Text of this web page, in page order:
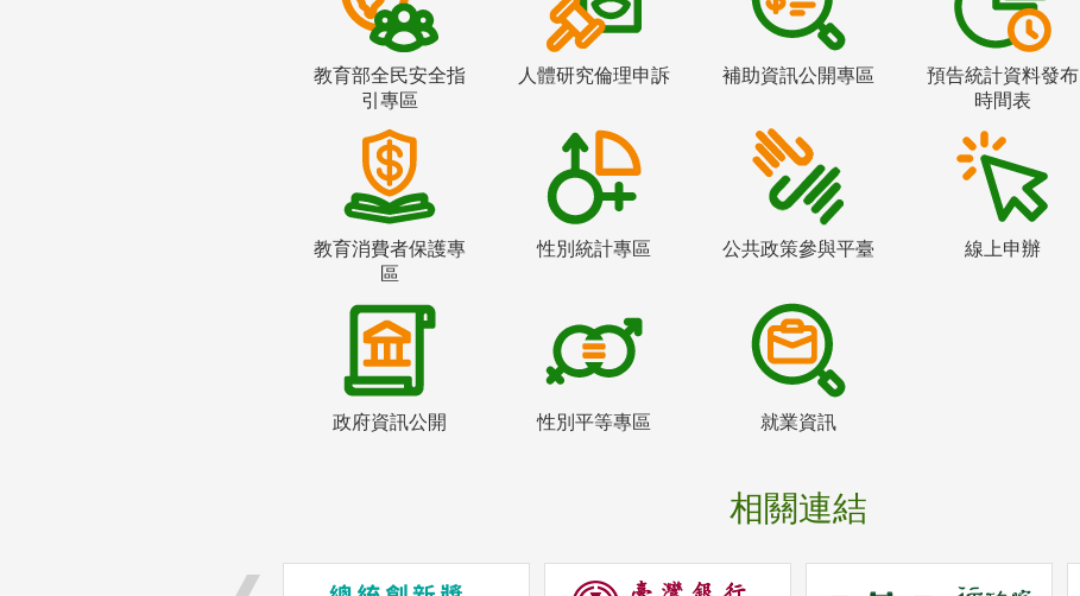
教育部全民安全指
引專區
人體研究倫理申訴 補助資訊公開專區
預告統計資料發布
時間表
教育消費者保護專
區
性別統計專區 公共政策參與平臺 線上申辦
政府資訊公開 性別平等專區 就業資訊
相關連結